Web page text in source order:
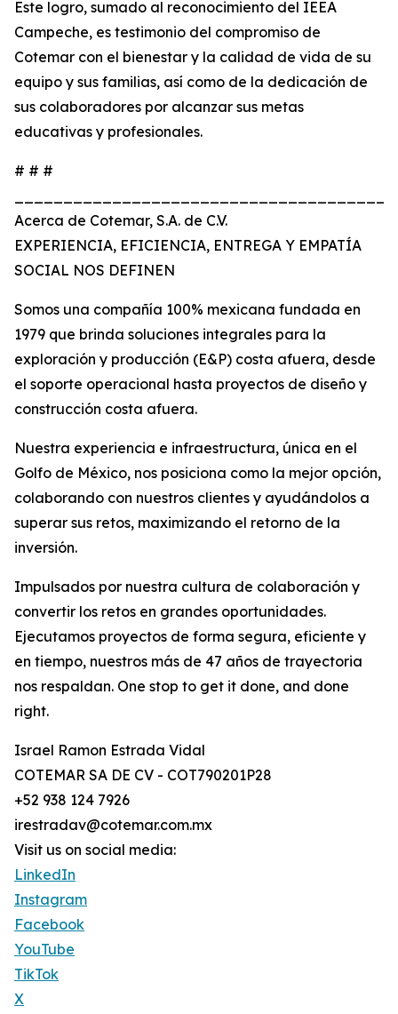
Este logro, sumado al reconocimiento del IEEA
Campeche, es testimonio del compromiso de
Cotemar con el bienestar y la calidad de vida de su
equipo y sus familias, así como de la dedicación de
sus colaboradores por alcanzar sus metas
educativas y profesionales.
# # #
Acerca de Cotemar, S.A. de C.V.
EXPERIENCIA, EFICIENCIA, ENTREGA Y EMPATÍA
SOCIAL NOS DEFINEN
Somos una compañía 100% mexicana fundada en
1979 que brinda soluciones integrales para la
exploración y producción (E&P) costa afuera, desde
el soporte operacional hasta proyectos de diseño y
construcción costa afuera.
Nuestra experiencia e infraestructura, única en el
Golfo de México, nos posiciona como la mejor opción,
colaborando con nuestros clientes y ayudándolos a
superar sus retos, maximizando el retorno de la
inversión.
Impulsados por nuestra cultura de colaboración y
convertir los retos en grandes oportunidades.
Ejecutamos proyectos de forma segura, eficiente y
en tiempo, nuestros más de 47 años de trayectoria
nos respaldan. One stop to get it done, and done
right.
Israel Ramon Estrada Vidal
COTEMAR SA DE CV - COT790201P28
+52 938 124 7926
irestradav@cotemar.com.mx
Visit us on social media:
LinkedIn
Instagram
Facebook
YouTube
TikTok
X